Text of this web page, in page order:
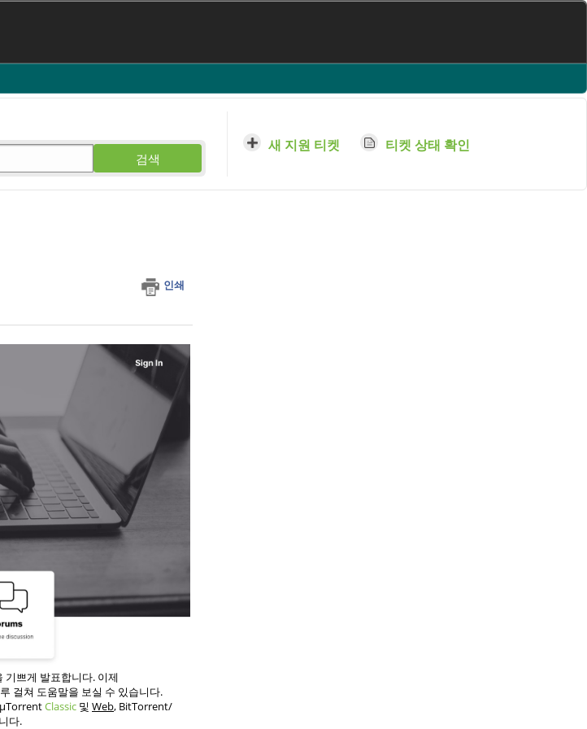
검색
새 지원 티켓 티켓 상태 확인
인쇄
기쁘게 발표합니다. 이제
걸쳐 도움말을 보실 수 있습니다.
Classic 및 Web, BitTorrent/
다.